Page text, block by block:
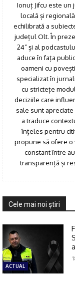
Ionuț Jifcu este un
locală și
echilibrată a
județul Olt. În
24” și al
aduce în fața
oameni cu
specializat în
cu strictețe
deciziile care
sale sunt
a traduce
înțeles pentru
propune să ofere o
constant între
transparență și
Cele mai noi ştiri
ACTUAL